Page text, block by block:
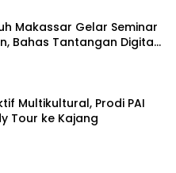
Makassar Gelar Seminar
Bahas Tantangan Digital
Multikultural, Prodi PAI
Tour ke Kajang